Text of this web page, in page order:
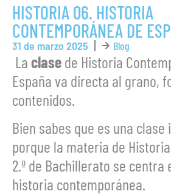
HISTORIA 06. HISTORIA
CONTEMPORÁNEA DE
31 de marzo 2025 Blog
‍ La clasede Historia
España va directa al grano,
contenidos.
Bien sabes que es una
porque la materia de
2.º de Bachillerato se centra
historia contemporánea.